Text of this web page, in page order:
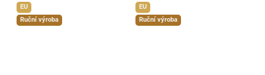
EU
Ruční výroba
EU
Ruční výroba